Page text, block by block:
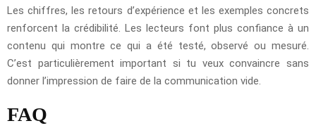
Les chiffres, les retours d’expérience et les exemples concrets
renforcent la crédibilité. Les lecteurs font plus confiance à un
contenu qui montre ce qui a été testé, observé ou mesuré.
C’est particulièrement important si tu veux convaincre sans
donner l’impression de faire de la communication vide.
FAQ